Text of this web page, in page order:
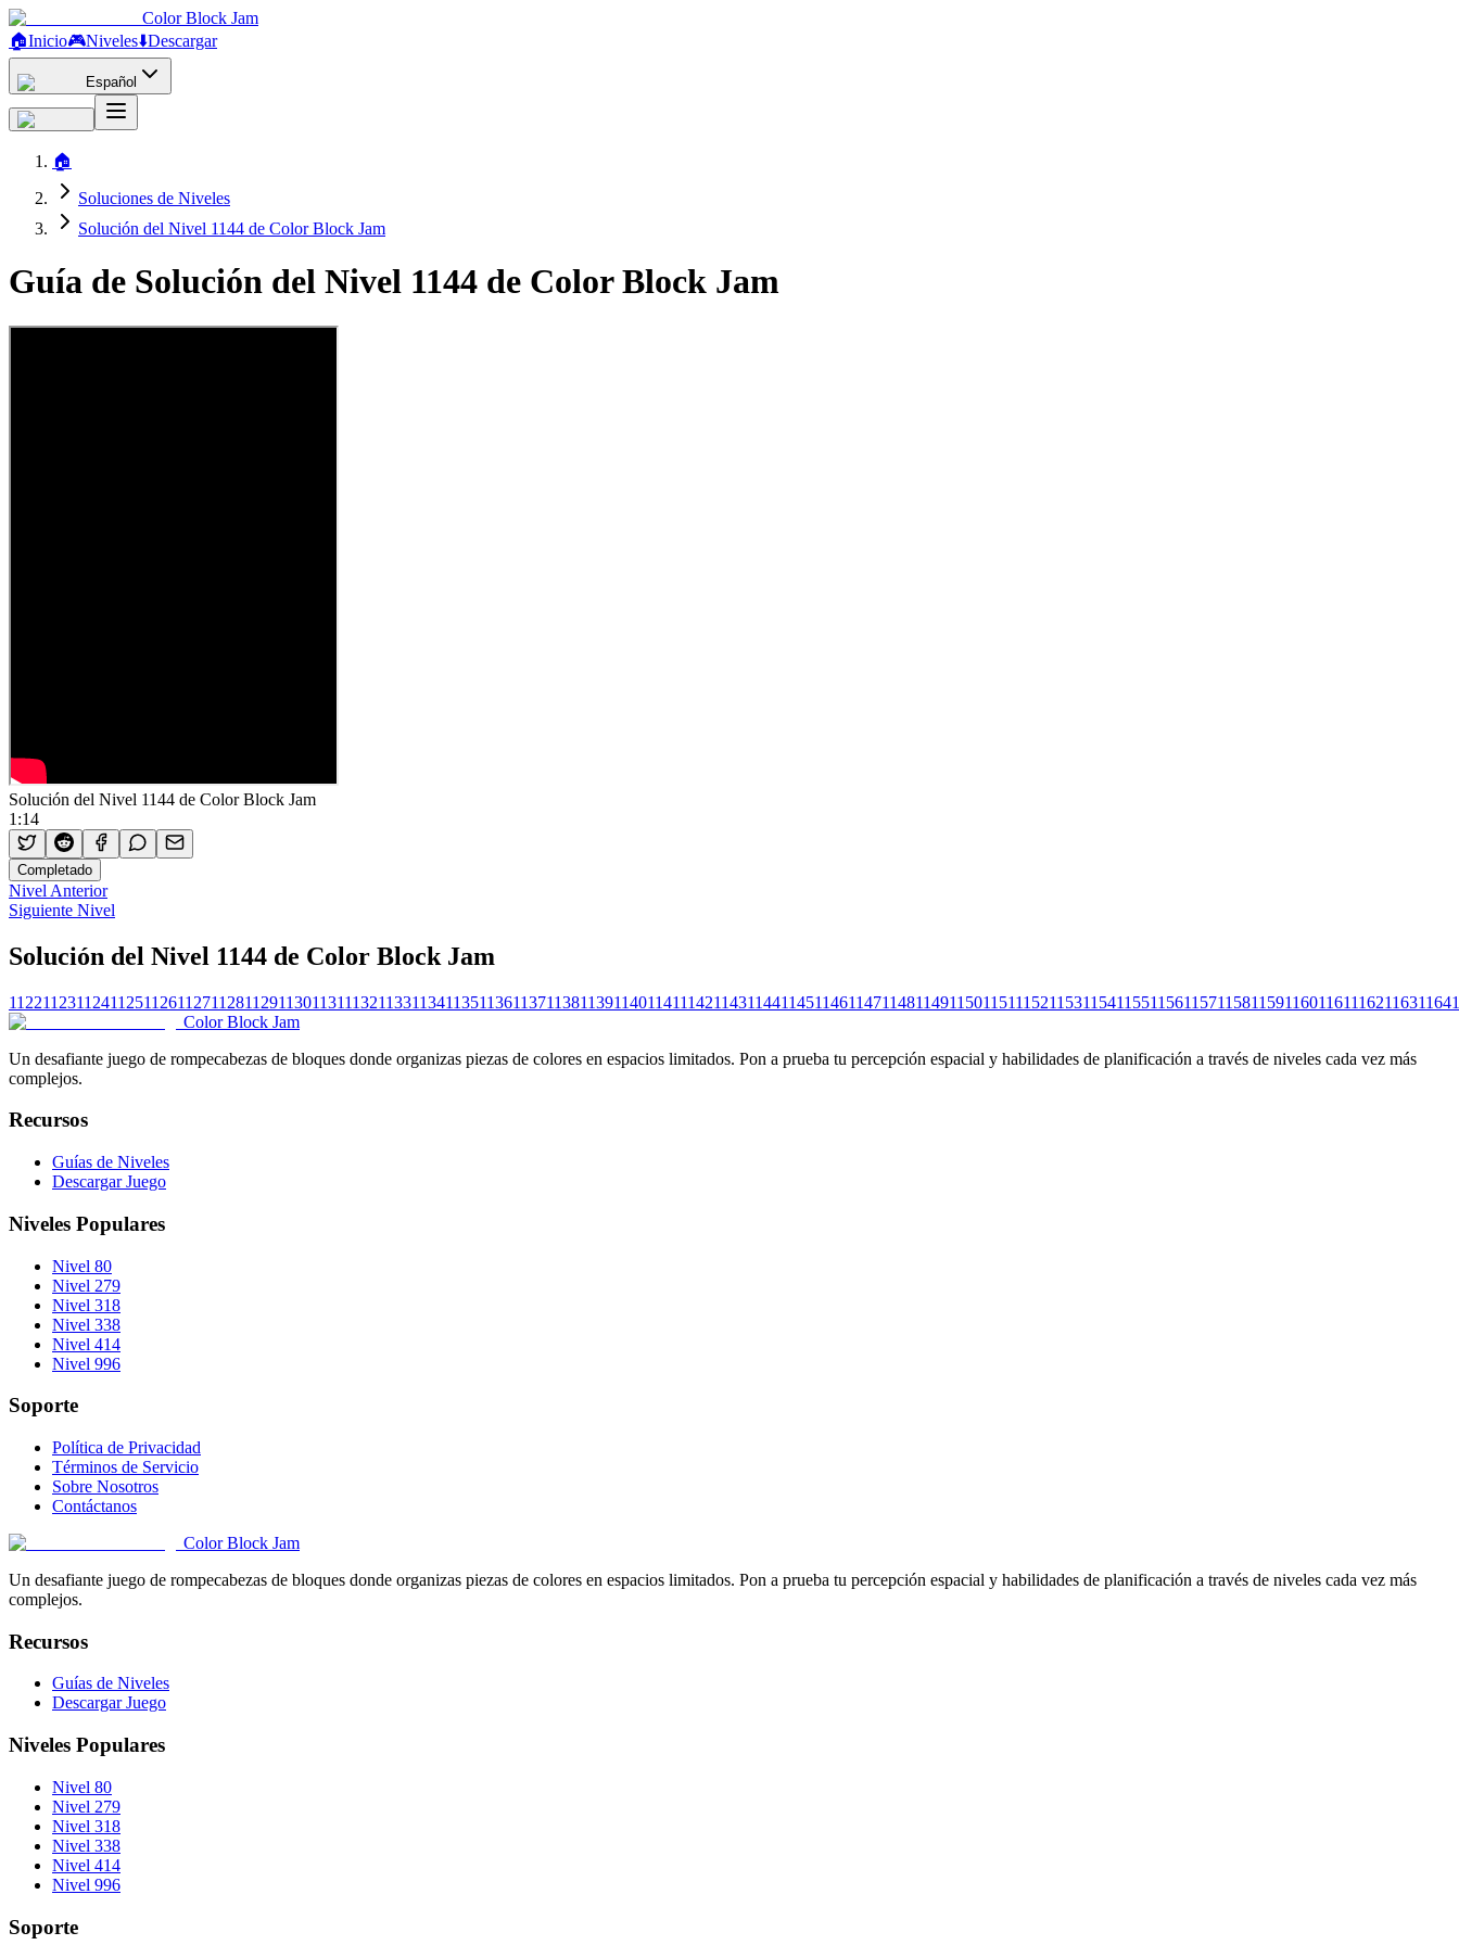
Color Block Jam
🏠Inicio🎮Niveles⬇️Descargar
Español
🏠
Soluciones de Niveles
Solución del Nivel 1144 de Color Block Jam
Guía de Solución del Nivel 1144 de Color Block Jam
Solución del Nivel 1144 de Color Block Jam
1:14
Completado
Nivel Anterior
Siguiente Nivel
Solución del Nivel 1144 de Color Block Jam
1122112311241125112611271128112911301131113211331134113511361137113811391140114111421143114411451146114711481149115011511152115311541155115611571158115911601161116211631164
Color Block Jam
Un desafiante juego de rompecabezas de bloques donde organizas piezas de colores en espacios limitados. Pon a prueba tu percepción espacial y habilidades de planificación a través de niveles cada vez más
complejos.
Recursos
Guías de Niveles
Descargar Juego
Niveles Populares
Nivel 80
Nivel 279
Nivel 318
Nivel 338
Nivel 414
Nivel 996
Soporte
Política de Privacidad
Términos de Servicio
Sobre Nosotros
Contáctanos
Color Block Jam
Un desafiante juego de rompecabezas de bloques donde organizas piezas de colores en espacios limitados. Pon a prueba tu percepción espacial y habilidades de planificación a través de niveles cada vez más
complejos.
Recursos
Guías de Niveles
Descargar Juego
Niveles Populares
Nivel 80
Nivel 279
Nivel 318
Nivel 338
Nivel 414
Nivel 996
Soporte